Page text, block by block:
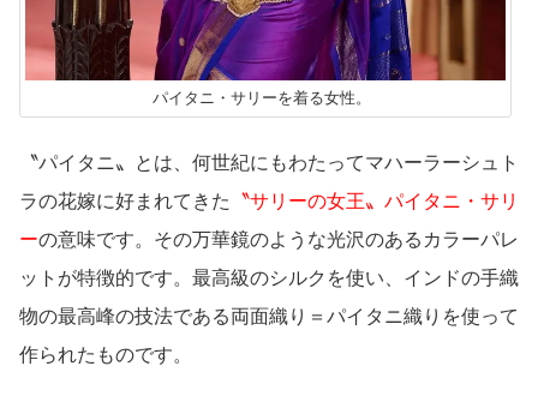
パイタニ・ サリーを着る女性。
〝パイタニ〟とは、 何世紀にもわたってマハーラーシュト
ラの花嫁に好まれてきた
〝サリーの女王〟パイタニ・サリ
ーの意味です。その万華鏡のような光沢のあるカラーパレ
ットが特徴的です。 最高級のシルクを使い、インドの手織
物の最高峰の技法である両面織り＝ パイタニ織り を使って
作られたものです。